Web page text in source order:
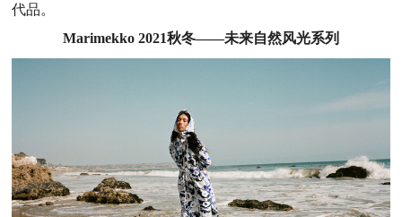
代品。
Marimekko 2021秋冬——未来自然风光系列